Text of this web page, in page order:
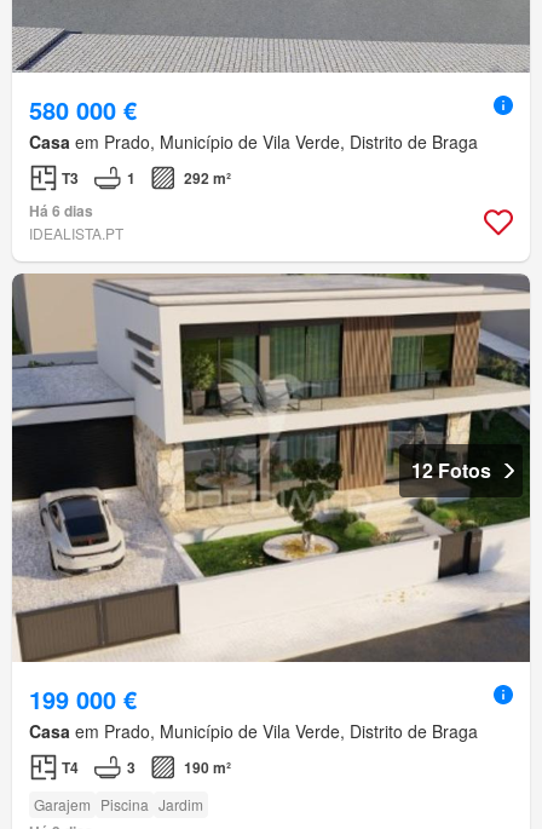
580 000 €
Casa em Prado, Município de Vila Verde, Distrito de Braga
T3 1
292 m²
Há 6 dias
IDEALISTA.PT
12 Fotos
199 000 €
Casa em Prado, Município de Vila Verde, Distrito de Braga
T4 3 190 m²
Garajem Piscina Jardim